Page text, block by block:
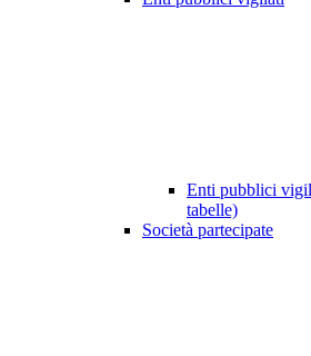
Enti pubblici
tabelle)
Società partecipate